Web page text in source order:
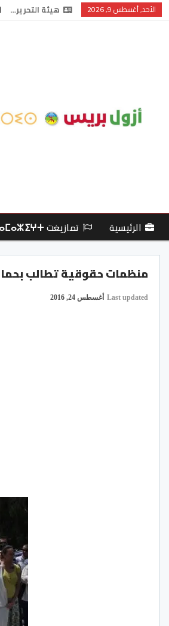
الأحد, أغسطس 9, 2026 هيئة التحرير…
الرئيسية تمازيغت ⵜⴰⵎⴰⵣⵉⵖⵜ
منظمات حقوقية تطالب
Last updated أغسطس 24, 2016